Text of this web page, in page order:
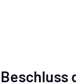
Beschluss